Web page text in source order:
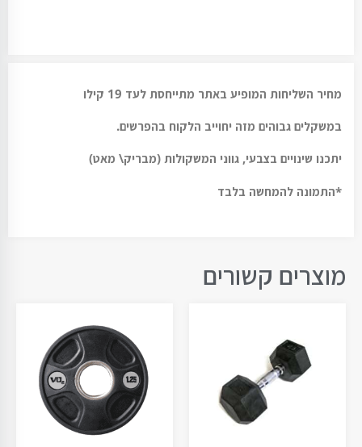
מחיר השליחות המופיע באתר מתייחסת לעד 19 קילו
במשקלים גבוהים מזה יחוייב הלקוח בהפרשים.
יתכנו שינויים בצבעי, גווני המשקולות (מבריק\ מאט)
*התמונה להמחשה בלבד
מוצרים קשורים